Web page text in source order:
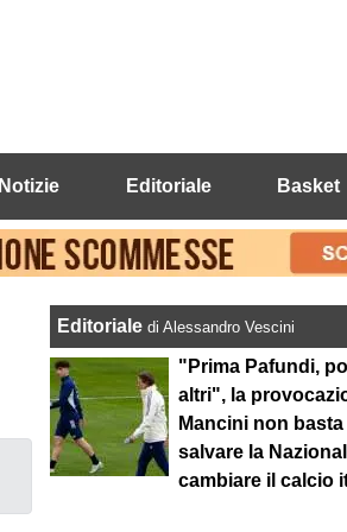
Notizie Editoriale Basket
Editorialedi Alessandro Vescini
"Prima Pafundi,
altri", la
Mancini non
salvare la
cambiare il calcio